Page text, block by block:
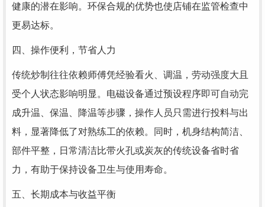
健康的潜在影响。环保合规的优势也使店铺在监管检查中
更易达标。
四、操作便利，节省人力
传统炒制往往依赖师傅凭经验看火、调温，劳动强度大且
受个人状态影响明显。电磁设备通过预设程序即可自动完
成升温、保温、降温等步骤，操作人员只需进行投料与出
料，显著降低了对熟练工的依赖。同时，机身结构简洁、
部件平整，日常清洁比带火孔或炭灰的传统设备省时省
力，有助于保持设备卫生与使用寿命。
五、长期成本与收益平衡